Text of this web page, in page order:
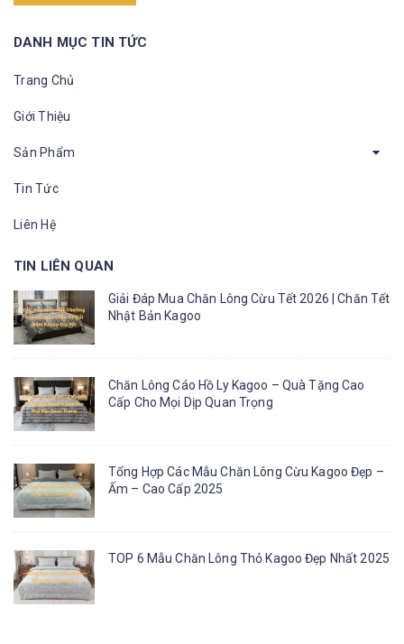
DANH MỤC TIN TỨC
Trang Chủ
Giới Thiệu
Sản Phẩm
Tin Tức
Liên Hệ
TIN LIÊN QUAN
Giải Đáp Mua Chăn Lông Cừu Tết 2026 | Chăn Tết
Nhật Bản Kagoo
Chăn Lông Cáo Hồ Ly Kagoo – Quà Tặng Cao
Cấp Cho Mọi Dịp Quan Trọng
Tổng Hợp Các Mẫu Chăn Lông Cừu Kagoo Đẹp –
Ấm – Cao Cấp 2025
TOP 6 Mẫu Chăn Lông Thỏ Kagoo Đẹp Nhất 2025